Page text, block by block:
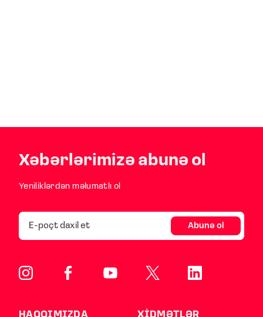
Xəbərlərimizə abunə ol
Yeniliklərdən məlumatlı ol
Abunə ol
HAQQIMIZDA XİDMƏTLƏR